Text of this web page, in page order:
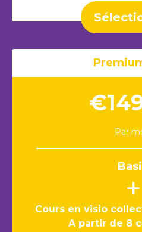
Par
+
Cours en visio
A partir de 8